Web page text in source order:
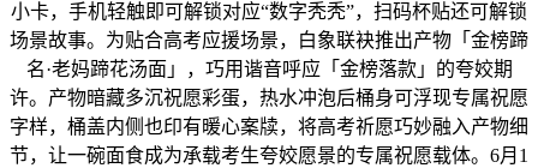
小卡，手机轻触即可解锁对应“数字秃秃”，扫码杯贴还可解锁
场景故事。为贴合高考应援场景，白象联袂推出产物「金榜蹄
名·老妈蹄花汤面」，巧用谐音呼应「金榜落款」的夸姣期
许。产物暗藏多沉祝愿彩蛋，热水冲泡后桶身可浮现专属祝愿
字样，桶盖内侧也印有暖心案牍，将高考祈愿巧妙融入产物细
节，让一碗面食成为承载考生夸姣愿景的专属祝愿载体。6月1